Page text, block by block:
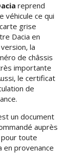
reprend
véhicule ce qui
grise
Dacia en
la
de châssis
importante
le certificat
de
un document
auprès
pour toute
en provenance